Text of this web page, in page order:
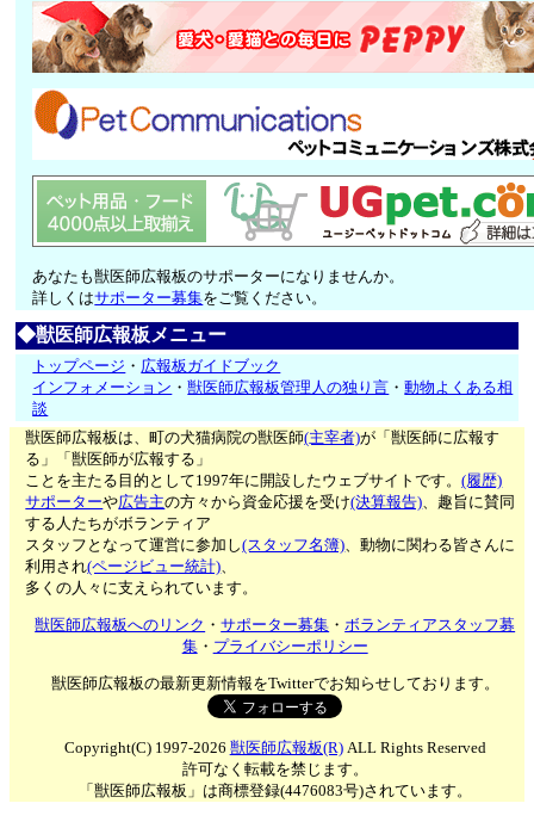
あなたも獣医師広報板のサポーターになりませんか。
詳しくはサポーター募集をご覧ください。
◆獣医師広報板メニュー
トップページ ・ 広報板ガイドブック
インフォメーション ・獣医師広報板管理人の独り言 ・動物よくある相
談
獣医師広報板は、町の犬猫病院の獣医師(主宰者)が「獣医師に広報す
る」「獣医師が広報する」
ことを主たる目的として1997年に開設したウェブサイトです。(履歴)
サポーターや広告主の方々から資金応援を受け(決算報告)、趣旨に賛同
する人たちがボランティア
スタッフとなって運営に参加し(スタッフ名簿)、動物に関わる皆さんに
利用され(ページビュー統計)、
多くの人々に支えられています。
獣医師広報板へのリンク ・サポーター募集 ・ボランティアスタッフ募
集・ プライバシーポリシー
獣医師広報板の最新更新情報をTwitterでお知らせしております。
Copyright(C) 1997-2026 獣医師広報板(R)ALL Rights Reserved
許可なく転載を禁じます。
「獣医師広報板」は商標登録(4476083号)されています。